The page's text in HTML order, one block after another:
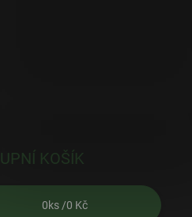
KOŠÍK
0ks /0 Kč